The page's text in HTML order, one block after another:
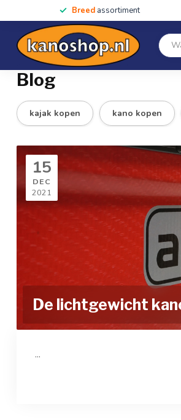
Breed assortiment
SALE!! Kano's, kajaks
Home Blog
Blog
kajak kopen kano kopen
15
DEC
2021
De lichtgewicht
...